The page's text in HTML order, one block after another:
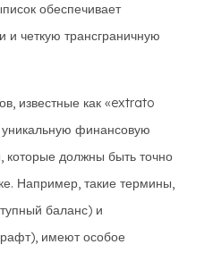
обеспечивает
и четкую трансграничную
известные как «extrato
финансовую
которые должны быть точно
Например, такие термины,
баланс) и
имеют особое